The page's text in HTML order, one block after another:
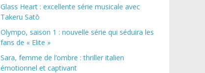
Glass Heart : excellente série musicale avec
Takeru Satō
Olympo, saison 1 : nouvelle série qui séduira les
fans de « Elite »
Sara, femme de l’ombre : thriller italien
émotionnel et captivant